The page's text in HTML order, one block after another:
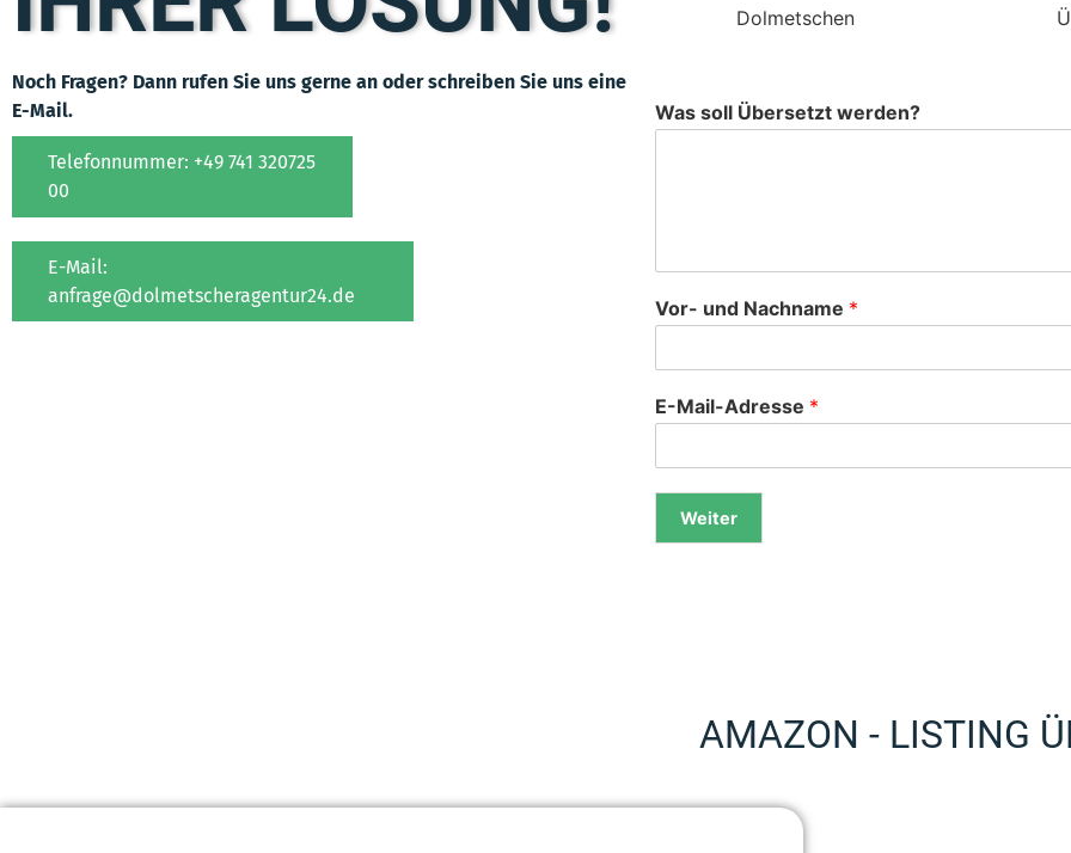
Noch Fragen? Dann rufen Sie uns gerne an oder schreiben Sie uns eine
E-Mail.
Telefonnummer: +49 741 320725
00
E-Mail:
anfrage@dolmetscheragentur24.de
Dolmetschen
Was soll Übersetzt werden?
Vor- und Nachname *
E-Mail-Adresse *
Weiter
AMAZON - LISTING